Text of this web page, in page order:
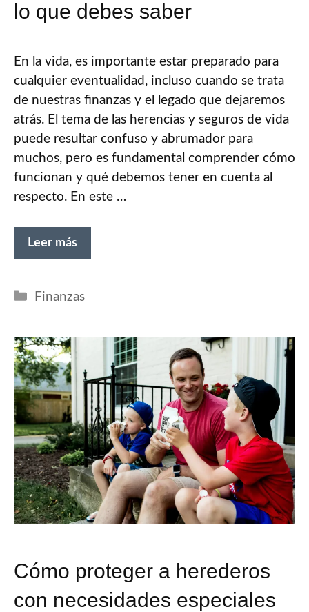
lo que debes saber
En la vida, es importante estar preparado para
cualquier eventualidad, incluso cuando se trata
de nuestras finanzas y el legado que dejaremos
atrás. El tema de las herencias y seguros de vida
puede resultar confuso y abrumador para
muchos, pero es fundamental comprender cómo
funcionan y qué debemos tener en cuenta al
respecto. En este …
Leer más
Categorías
Finanzas
Cómo proteger a herederos
con necesidades especiales